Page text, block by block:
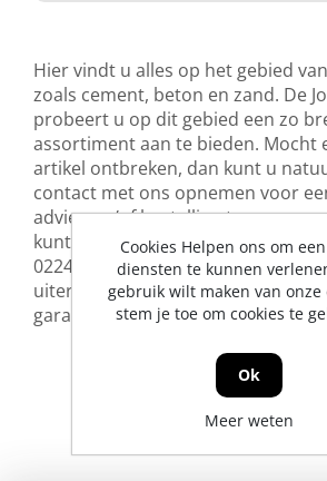
Hier vindt u alles op het gebied
zoals cement, beton en zand. De
probeert u op dit gebied een zo
assortiment aan te bieden. Mocht
artikel ontbreken, dan kunt u
contact met ons opnemen voor
advies en/of bestelling tegen een
kunt ons bereiken viainfo@jrs.nlof
0224-273327. Wij leveren in heel
uiteraard met professionele
garantievoorwaarden.
Cookies Helpen ons om
diensten te kunnen
gebruik wilt maken van onze
stem je toe om cookies te
Ok
Meer weten